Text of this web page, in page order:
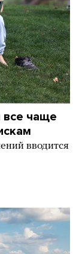
все чаще
вводится